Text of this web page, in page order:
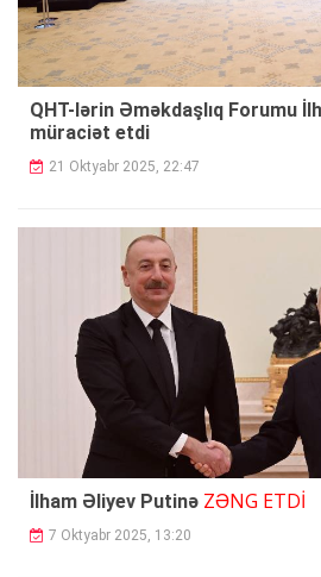
QHT-lərin Əməkdaşlıq Forumu
müraciət etdi
21 Oktyabr 2025, 22:47
İlham Əliyev Putinə ZƏNG ETDİ
7 Oktyabr 2025, 13:20